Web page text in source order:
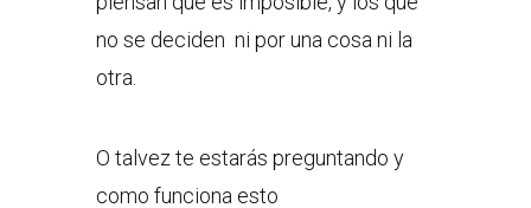
no se deciden ni por una cosa ni la
otra.
O talvez te estarás preguntando y
como funciona esto